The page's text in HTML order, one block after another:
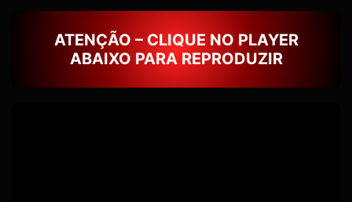
ATENÇÃO – CLIQUE NO PLAYER
ABAIXO PARA REPRODUZIR